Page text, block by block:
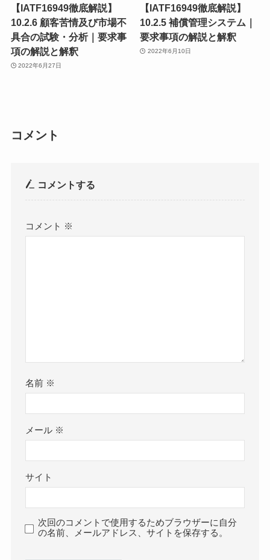
【IATF16949徹底解説】
10.2.6 顧客苦情及び市場不
具合の試験・分析｜要求事
項の解説と解釈
2022年6月27日
【IATF16949徹底解説】
10.2.5 補償管理システム｜
要求事項の解説と解釈
2022年6月10日
コメント
コメントする
コメント ※
名前 ※
メール ※
サイト
次回のコメントで使用するためブラウザーに自分
の名前、メールアドレス、サイトを保存する。